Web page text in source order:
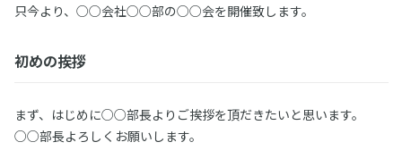
只今より、○○会社○○部の○○会を開催致します。
初めの挨拶
まず、はじめに○○部長よりご挨拶を頂だきたいと思います。
○○部長よろしくお願いします。